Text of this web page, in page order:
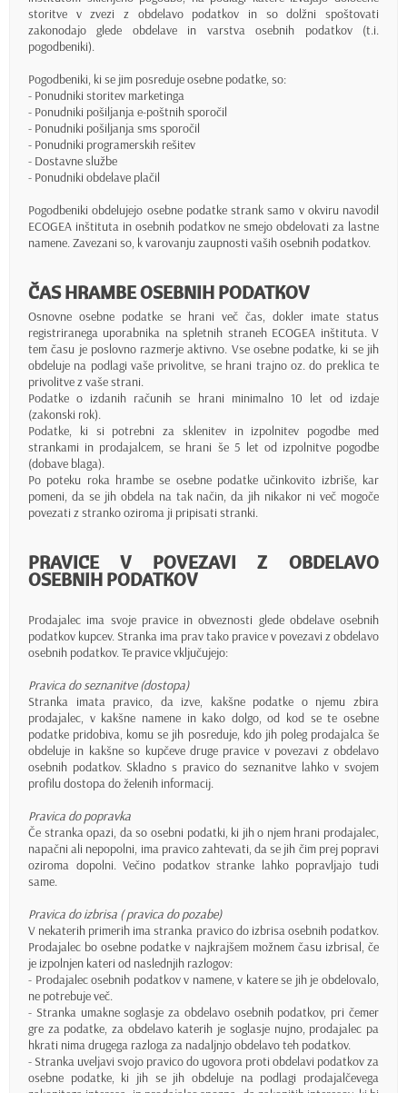
storitve v zvezi z obdelavo podatkov in so dolžni spoštovati
zakonodajo glede obdelave in varstva osebnih podatkov (t.i.
pogodbeniki).
Pogodbeniki, ki se jim posreduje osebne podatke, so:
- Ponudniki storitev marketinga
- Ponudniki pošiljanja e-poštnih sporočil
- Ponudniki pošiljanja sms sporočil
- Ponudniki programerskih rešitev
- Dostavne službe
- Ponudniki obdelave plačil
Pogodbeniki obdelujejo osebne podatke strank samo v okviru navodil
ECOGEA inštituta in osebnih podatkov ne smejo obdelovati za lastne
namene. Zavezani so, k varovanju zaupnosti vaših osebnih podatkov.
ČAS HRAMBE OSEBNIH PODATKOV
Osnovne osebne podatke se hrani več čas, dokler imate status
registriranega uporabnika na spletnih straneh ECOGEA inštituta. V
tem času je poslovno razmerje aktivno. Vse osebne podatke, ki se jih
obdeluje na podlagi vaše privolitve, se hrani trajno oz. do preklica te
privolitve z vaše strani.
Podatke o izdanih računih se hrani minimalno 10 let od izdaje
(zakonski rok).
Podatke, ki si potrebni za sklenitev in izpolnitev pogodbe med
strankami in prodajalcem, se hrani še 5 let od izpolnitve pogodbe
(dobave blaga).
Po poteku roka hrambe se osebne podatke učinkovito izbriše, kar
pomeni, da se jih obdela na tak način, da jih nikakor ni več mogoče
povezati z stranko oziroma ji pripisati stranki.
PRAVICE V POVEZAVI Z OBDELAVO
OSEBNIH PODATKOV
Prodajalec ima svoje pravice in obveznosti glede obdelave osebnih
podatkov kupcev. Stranka ima prav tako pravice v povezavi z obdelavo
osebnih podatkov. Te pravice vključujejo:
Pravica do seznanitve (dostopa)
Stranka imata pravico, da izve, kakšne podatke o njemu zbira
prodajalec, v kakšne namene in kako dolgo, od kod se te osebne
podatke pridobiva, komu se jih posreduje, kdo jih poleg prodajalca še
obdeluje in kakšne so kupčeve druge pravice v povezavi z obdelavo
osebnih podatkov. Skladno s pravico do seznanitve lahko v svojem
profilu dostopa do želenih informacij.
Pravica do popravka
Če stranka opazi, da so osebni podatki, ki jih o njem hrani prodajalec,
napačni ali nepopolni, ima pravico zahtevati, da se jih čim prej popravi
oziroma dopolni. Večino podatkov stranke lahko popravljajo tudi
same.
Pravica do izbrisa ( pravica do pozabe)
V nekaterih primerih ima stranka pravico do izbrisa osebnih podatkov.
Prodajalec bo osebne podatke v najkrajšem možnem času izbrisal, če
je izpolnjen kateri od naslednjih razlogov:
- Prodajalec osebnih podatkov v namene, v katere se jih je obdelovalo,
ne potrebuje več.
- Stranka umakne soglasje za obdelavo osebnih podatkov, pri čemer
gre za podatke, za obdelavo katerih je soglasje nujno, prodajalec pa
hkrati nima drugega razloga za nadaljnjo obdelavo teh podatkov.
- Stranka uveljavi svojo pravico do ugovora proti obdelavi podatkov za
osebne podatke, ki jih se jih obdeluje na podlagi prodajalčevega